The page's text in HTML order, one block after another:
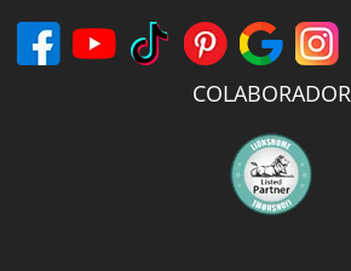
COLABORADOR